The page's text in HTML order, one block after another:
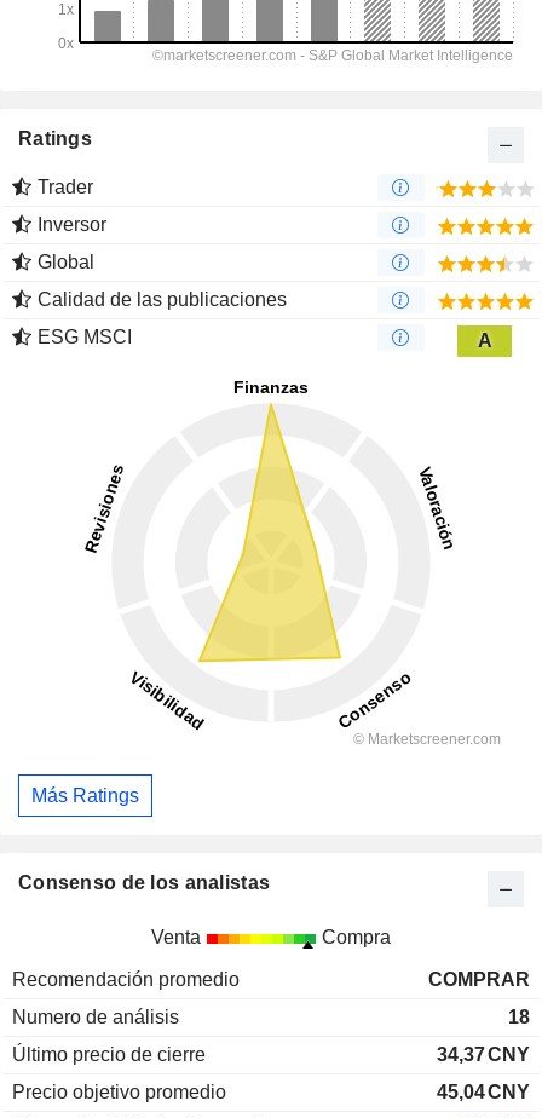
Ratings
Trader
Inversor
Global
Calidad de las publicaciones
ESG MSCI
A
Más Ratings
Consenso de los analistas
Venta Compra
Recomendación promedio
COMPRAR
Numero de análisis
18
Último precio de cierre
34,37CNY
Precio objetivo promedio
45,04CNY